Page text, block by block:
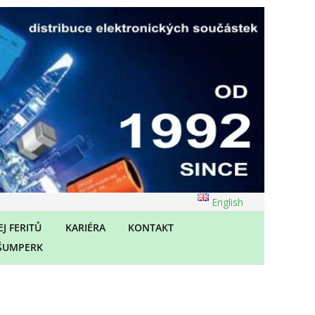
English
FERITŮ
KARIÉRA KONTAKT